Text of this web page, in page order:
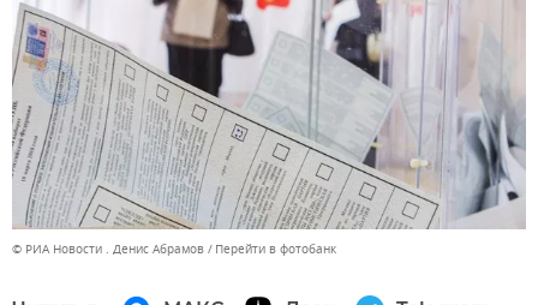
© РИА Новости . Денис Абрамов Перейти в фотобанк